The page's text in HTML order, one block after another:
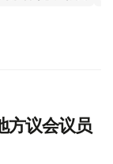
方议会议员